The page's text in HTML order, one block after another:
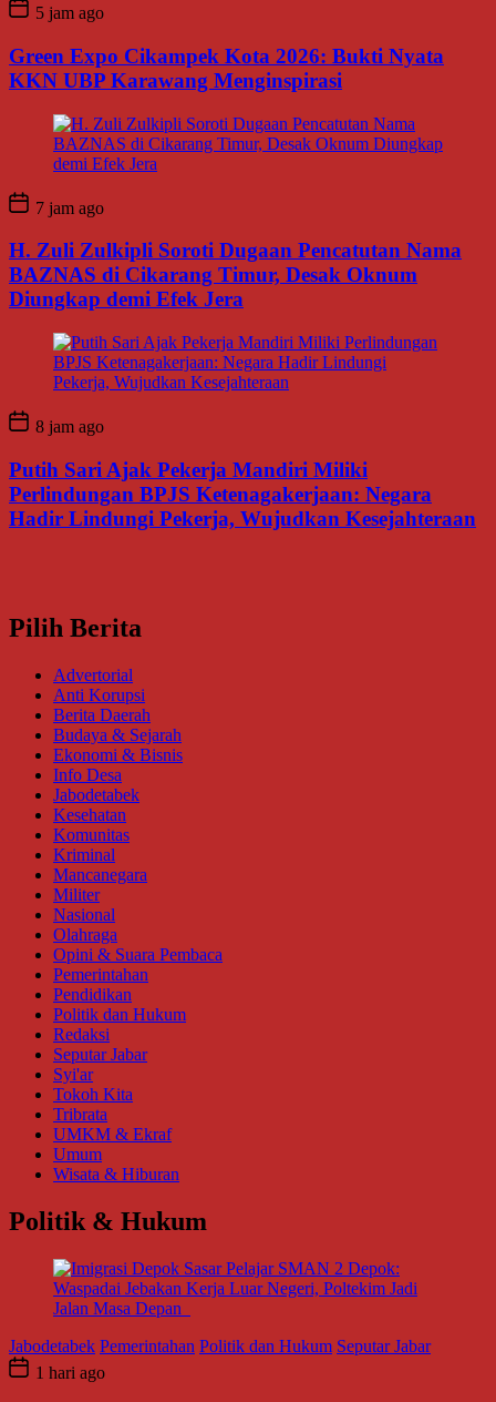
5 jam ago
Green Expo Cikampek Kota 2026: Bukti Nyata
KKN UBP Karawang Menginspirasi
7 jam ago
H. Zuli Zulkipli Soroti Dugaan Pencatutan Nama
BAZNAS di Cikarang Timur, Desak Oknum
Diungkap demi Efek Jera
8 jam ago
Putih Sari Ajak Pekerja Mandiri Miliki
Perlindungan BPJS Ketenagakerjaan: Negara
Hadir Lindungi Pekerja, Wujudkan Kesejahteraan
Pilih Berita
Advertorial
Anti Korupsi
Berita Daerah
Budaya & Sejarah
Ekonomi & Bisnis
Info Desa
Jabodetabek
Kesehatan
Komunitas
Kriminal
Mancanegara
Militer
Nasional
Olahraga
Opini & Suara Pembaca
Pemerintahan
Pendidikan
Politik dan Hukum
Redaksi
Seputar Jabar
Syi'ar
Tokoh Kita
Tribrata
UMKM & Ekraf
Umum
Wisata & Hiburan
Politik & Hukum
Jabodetabek Pemerintahan Politik dan Hukum Seputar Jabar
1 hari ago